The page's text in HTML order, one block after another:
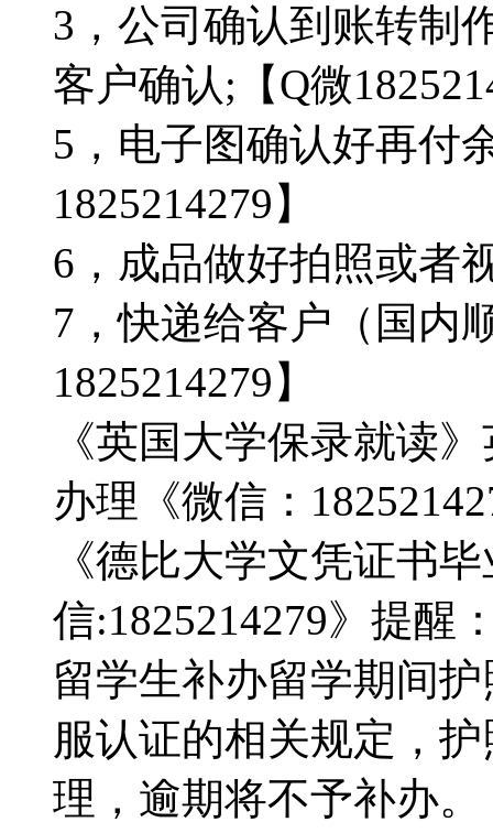
3，公司确认到账转制
客户确认;【Q微
5，电子图确认好再付
1825214279】
6，成品做好拍照或者
7，快递给客户（国内
1825214279】
《英国大学保录就读
办理《微信：
《德比大学文凭证书
信:1825214279》提醒
留学生补办留学期间
服认证的相关规定，
理，逾期将不予补办。